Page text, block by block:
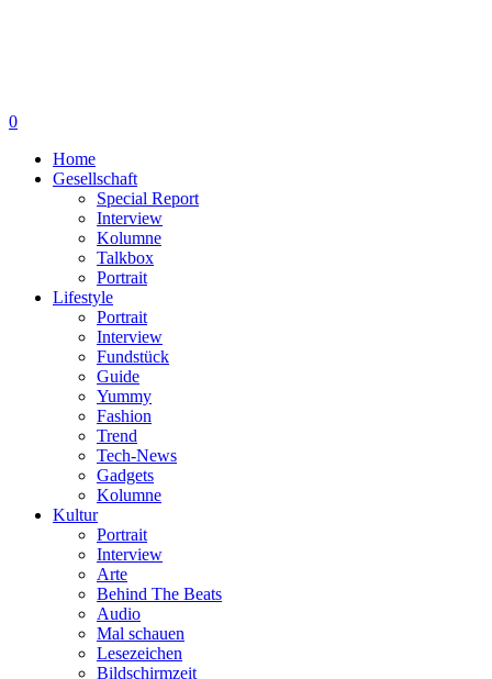
0
Home
Gesellschaft
Special Report
Interview
Kolumne
Talkbox
Portrait
Lifestyle
Portrait
Interview
Fundstück
Guide
Yummy
Fashion
Trend
Tech-News
Gadgets
Kolumne
Kultur
Portrait
Interview
Arte
Behind The Beats
Audio
Mal schauen
Lesezeichen
Bildschirmzeit